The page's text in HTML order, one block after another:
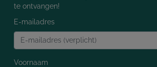
te ontvangen!
E-mailadres
Voornaam